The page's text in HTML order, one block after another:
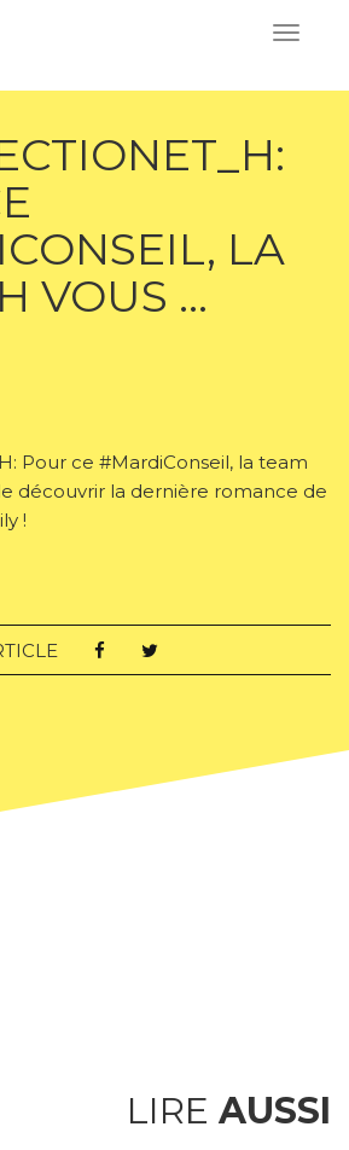
LA
VOUS …
Pour ce #MardiConseil, la team
découvrir la dernière romance de
!
LIRE AUSSI